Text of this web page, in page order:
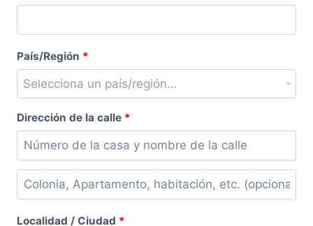
País/Región *
Selecciona un país/región…
Dirección de la calle *
Colonia,
Localidad / Ciudad *